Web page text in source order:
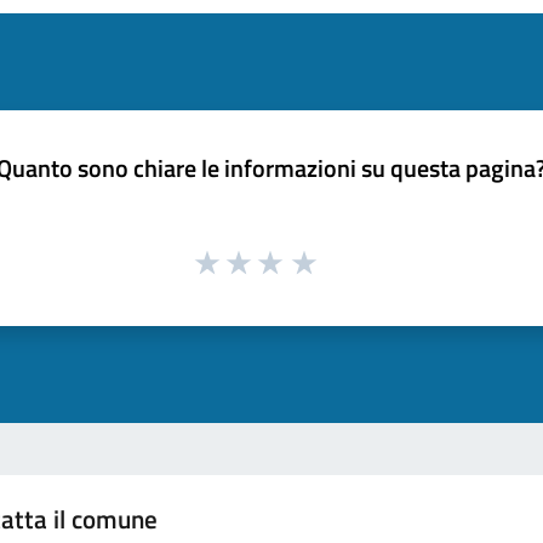
sono chiare le informazioni su questa
il comune